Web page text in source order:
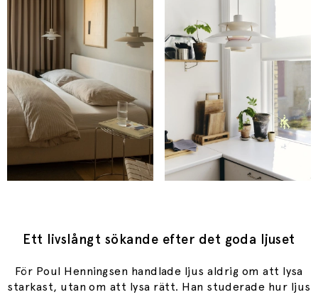
Ett livslångt sökande efter det goda ljuset
För Poul Henningsen handlade ljus aldrig om att lysa
starkast, utan om att lysa rätt. Han studerade hur ljus